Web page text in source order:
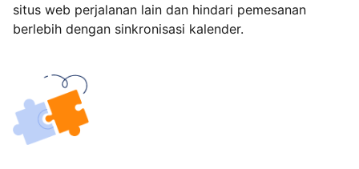
situs web perjalanan lain dan hindari pemesanan
berlebih dengan sinkronisasi kalender.